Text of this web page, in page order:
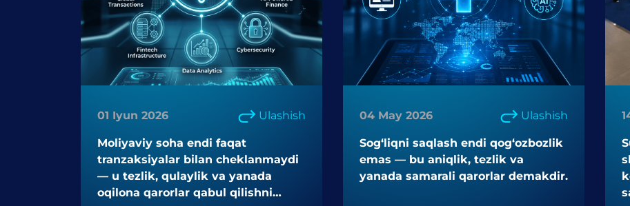
01 Iyun 2026 Ulashish
Moliyaviy soha endi faqat
tranzaksiyalar bilan cheklanmaydi
— u tezlik, qulaylik va yanada
oqilona qarorlar qabul qilishni
04 May 2026 Ulashish
Sog‘liqni saqlash endi qog‘ozbozlik
emas — bu aniqlik, tezlik va
yanada samarali qarorlar demakdir.